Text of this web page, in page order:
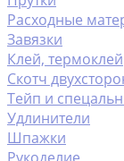
Расходные
Завязки
Клей, термоклей
Скотч
Тейп и
Удлинители
Шпажки